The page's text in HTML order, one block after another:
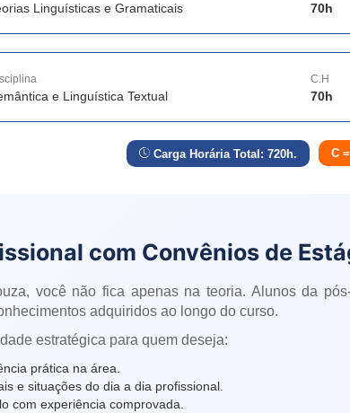
Linguísticas e Gramaticais 70h
e Linguística Textual
C.H
70h
Carga Horária Total: 720h. C
com Convênios de
você não fica apenas na teoria. Alunos da
adquiridos ao longo do curso.
estratégica para quem deseja:
prática na área.
e situações do dia a dia profissional.
com experiência comprovada.